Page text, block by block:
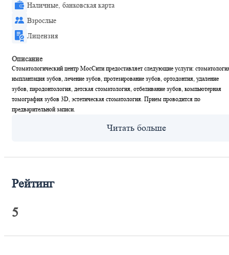
Наличные, банковская карта
Взрослые
Лицензия
Описание
Стоматологический центр МосСити предоставляет следующие услуги:
имплантация зубов, лечение зубов, протезирование зубов, ортодонтия, удаление
зубов, пародонтология, детская стоматология, отбеливание зубов, компьютерная
томография зубов 3D, эстетическая стоматология. Прием проводится по
предварительной записи.
Рейтинг
5